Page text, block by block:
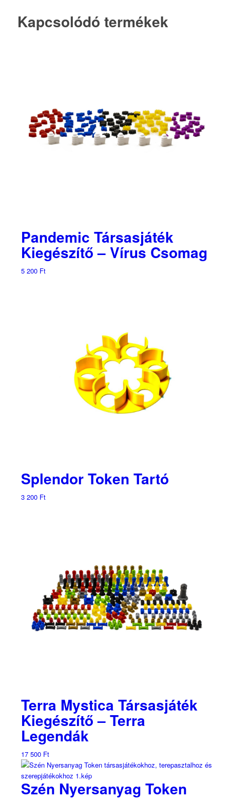
Kapcsolódó termékek
Pandemic Társasjáték
Kiegészítő – Vírus Csomag
5 200 Ft
Splendor Token Tartó
3 200 Ft
Terra Mystica Társasjáték
Kiegészítő – Terra
Legendák
17 500 Ft
Szén Nyersanyag Token